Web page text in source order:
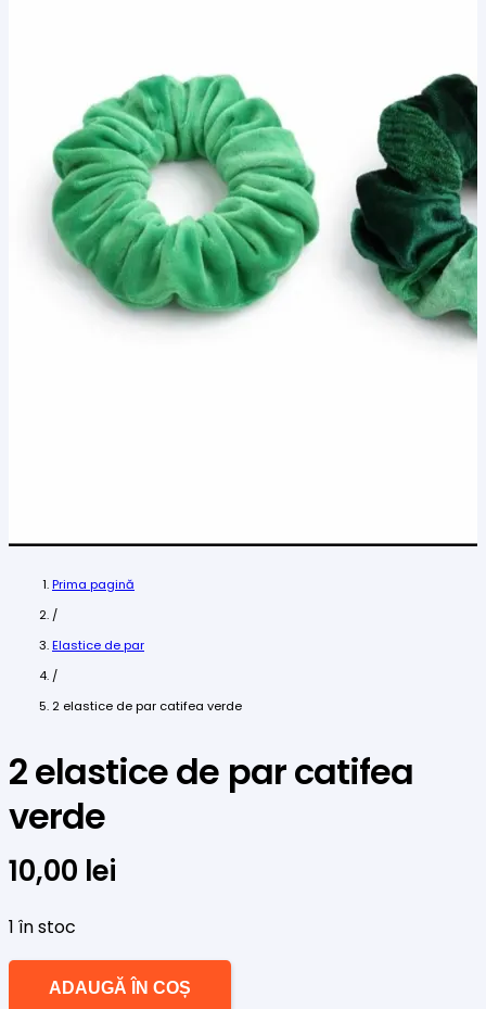
Prima pagină
/
Elastice de par
/
2 elastice de par catifea verde
2 elastice de par catifea
verde
10,00 lei
1 în stoc
ADAUGĂ ÎN COȘ